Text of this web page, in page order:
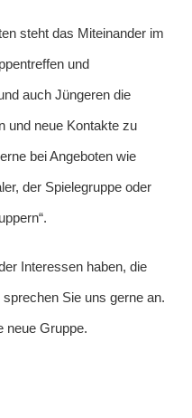
steht das Miteinander im
und
auch Jüngeren die
und neue Kontakte zu
bei Angeboten wie
der Spielegruppe oder
Interessen haben, die
Sie uns gerne an.
neue Gruppe.